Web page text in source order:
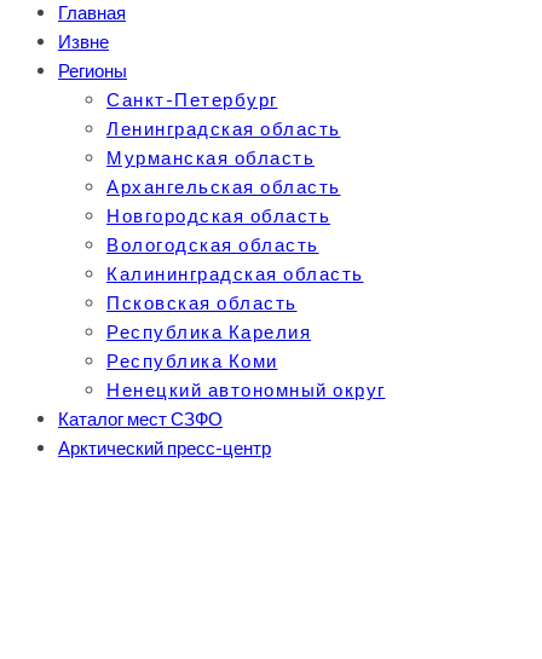
Главная
Извне
Регионы
Санкт-Петербург
Ленинградская область
Мурманская область
Архангельская область
Новгородская область
Вологодская область
Калининградская область
Псковская область
Республика Карелия
Республика Коми
Ненецкий автономный округ
Каталог мест СЗФО
Арктический пресс-центр